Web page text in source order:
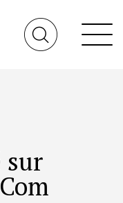
sur